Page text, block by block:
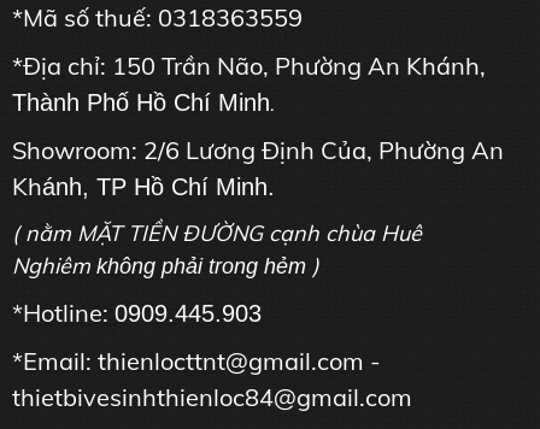
*Mã số thuế: 0318363559
*Địa chỉ: 150 Trần Não, Phường An Khánh,
Thành Phố Hồ Chí Minh.
Showroom: 2/6 Lương Định Của, Phường An
Khánh, TP Hồ Chí Minh.
( nằm MẶT TIỀN ĐƯỜNG cạnh chùa Huê
Nghiêm không phải trong hẻm )
*Hotline: 0909.445.903
*Email: thienlocttnt@gmail.com -
thietbivesinhthienloc84@gmail.com